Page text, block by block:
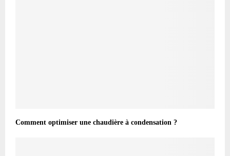
Comment optimiser une chaudière à condensation ?